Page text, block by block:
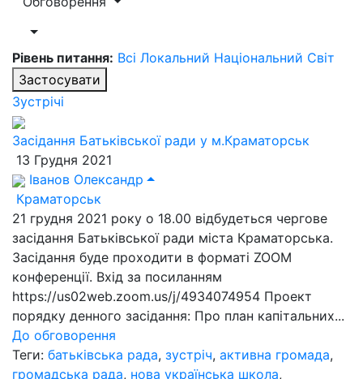
Рівень питання: Всі Локальний Національний Світ
Застосувати
Зустрічі
Засідання Батьківської ради у м.Краматорськ
13 Грудня 2021
Іванов Олександр
Краматорськ
21 грудня 2021 року о 18.00 відбудеться чергове
засідання Батьківської ради міста Краматорська.
Засідання буде проходити в форматі ZOOM
конференції. Вхід за посиланням
https://us02web.zoom.us/j/4934074954 Проект
порядку денного засідання: Про план капітальних...
До обговорення
Теги: батьківська рада, зустріч, активна громада,
громадська рада, нова українська школа,